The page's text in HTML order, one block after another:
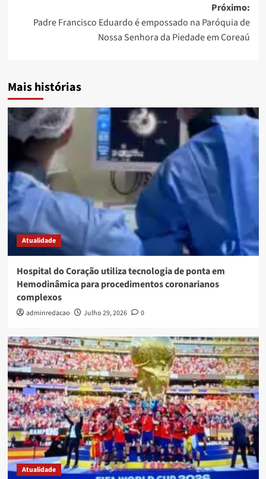
Próximo:
Padre Francisco Eduardo é empossado na Paróquia de
Nossa Senhora da Piedade em Coreaú
Mais histórias
Atualidade
Hospital do Coração utiliza tecnologia de ponta em
Hemodinâmica para procedimentos coronarianos
complexos
adminredacao Julho 29, 2026 0
Atualidade